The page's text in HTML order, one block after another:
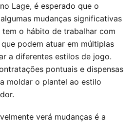
Lage, é esperado que o
mudanças significativas
tem o hábito de trabalhar com
podem atuar em múltiplas
a diferentes estilos de jogo.
pontuais e dispensas
moldar o plantel ao estilo
verá mudanças é a